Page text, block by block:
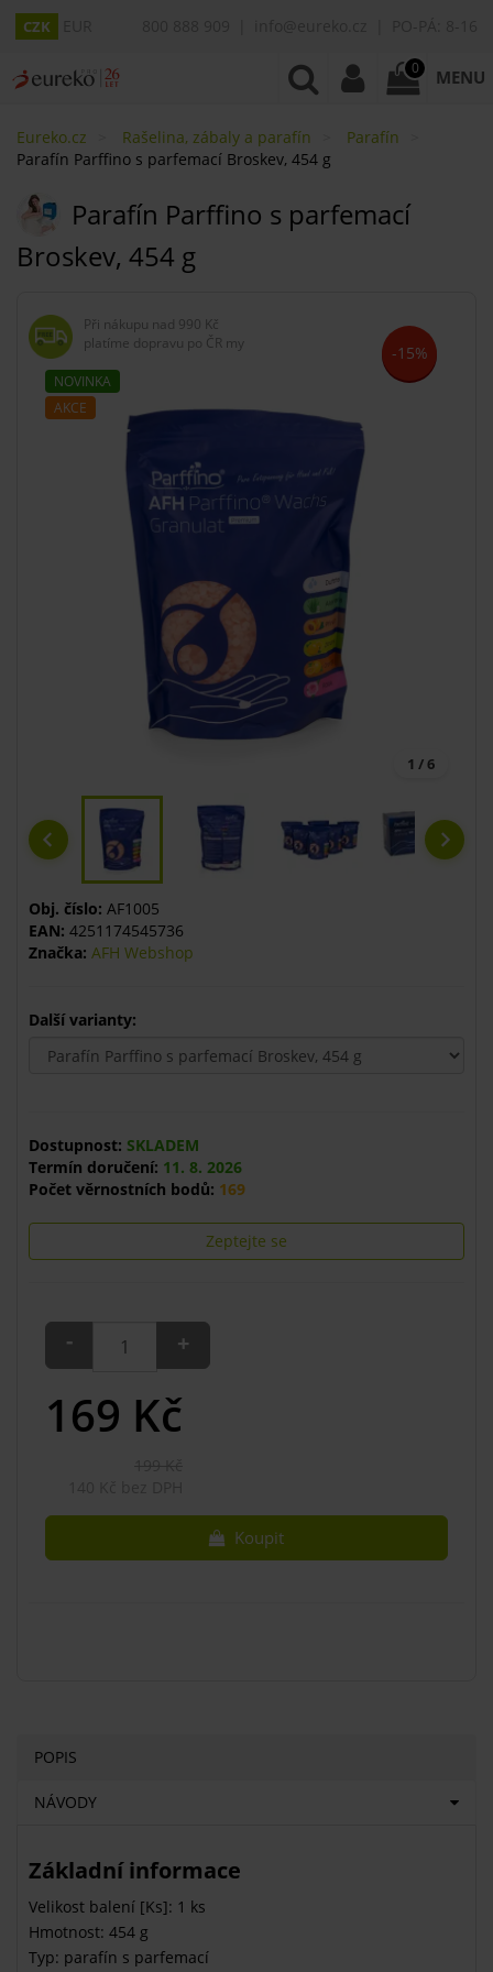
CZK
0 MENU
Eureko.cz Rašelina, zábaly a parafín
Parafín
Parafín Parffino s parfemací Broskev, 454 g
Parafín Parffino s parfemací
Broskev, 454 g
Při nákupu nad 990 Kč
platíme dopravu po ČR my
NOVINKA
AKCE
-15%
1 / 6
Obj. číslo: AF1005
EAN: 4251174545736
Značka: AFH Webshop
Další varianty:
Dostupnost: SKLADEM
Termín doručení: 11. 8. 2026
Počet věrnostních bodů: 169
Zeptejte se
- +
169 Kč
Koupit
POPIS
NÁVODY
Základní informace
Velikost balení [Ks]: 1 ks
Hmotnost: 454 g
Typ: parafín s parfemací